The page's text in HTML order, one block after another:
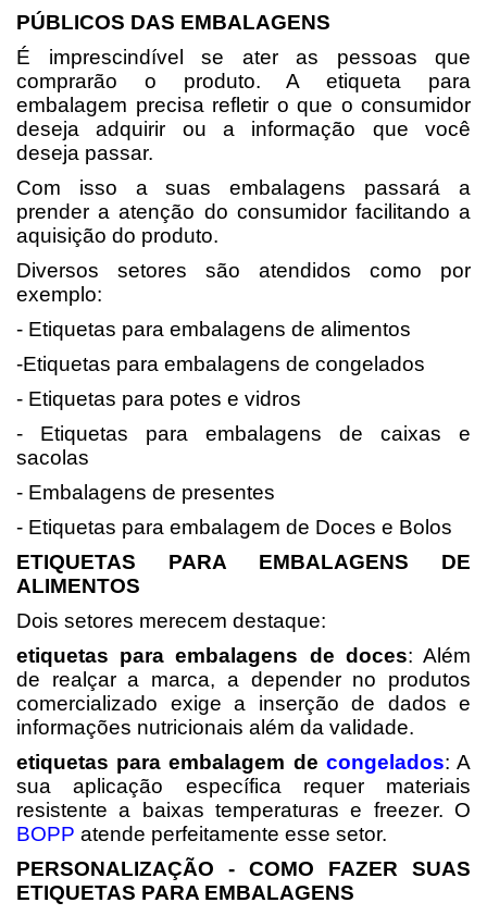
PÚBLICOS DAS EMBALAGENS
É imprescindível se ater as pessoas que
comprarão o produto. A etiqueta para
embalagem precisa refletir o que o consumidor
deseja adquirir ou a informação que você
deseja passar.
Com isso a suas embalagens passará a
prender a atenção do consumidor facilitando a
aquisição do produto.
Diversos setores são atendidos como por
exemplo:
- Etiquetas para embalagens de alimentos
-Etiquetas para embalagens de congelados
- Etiquetas para potes e vidros
- Etiquetas para embalagens de caixas e
sacolas
- Embalagens de presentes
- Etiquetas para embalagem de Doces e Bolos
ETIQUETAS PARA EMBALAGENS DE
ALIMENTOS
Dois setores merecem destaque:
etiquetas para embalagens de doces: Além
de realçar a marca, a depender no produtos
comercializado exige a inserção de dados e
informações nutricionais além da validade.
etiquetas para embalagem de congelados: A
sua aplicação específica requer materiais
resistente a baixas temperaturas e freezer. O
BOPP atende perfeitamente esse setor.
PERSONALIZAÇÃO - COMO FAZER SUAS
ETIQUETAS PARA EMBALAGENS